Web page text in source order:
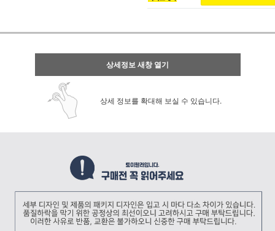
상세정보 새창 열기
상세 정보를 확대해 보실 수 있습니다.